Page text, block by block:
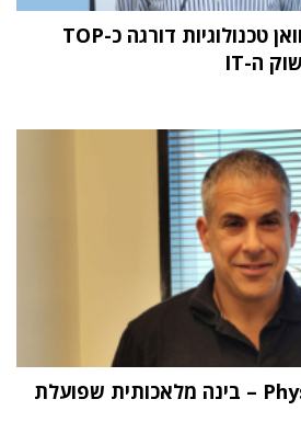
מחקר STKI השנתי: וואן טכנולוגיות דורגה כ-TOP
"העתיד הוא Physical AI – בינה מלאכותית שפועלת